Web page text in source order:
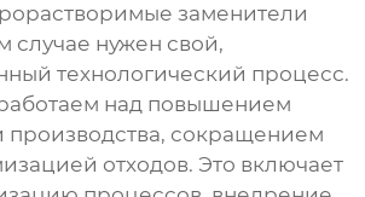
заменители
нужен свой,
технологический процесс.
над повышением
производства, сокращением
отходов. Это включает